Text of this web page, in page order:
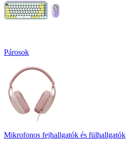
Párosok
Mikrofonos fejhallgatók és fülhallgatók